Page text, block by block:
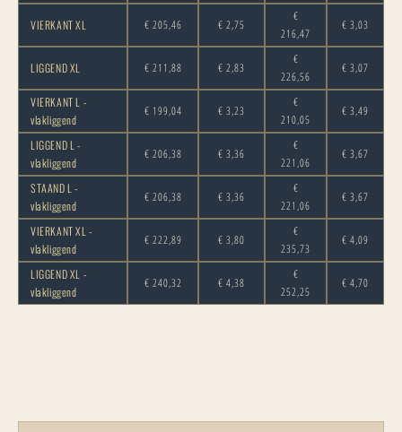
VIERKANT XL € 205,46 € 2,75
€
216,47
€ 3,03
LIGGEND XL € 211,88 € 2,83
€
226,56
€ 3,07
VIERKANT L -
vlakliggend
€ 199,04 € 3,23
€
210,05
€ 3,49
LIGGEND L -
vlakliggend
€ 206,38 € 3,36
€
221,06
€ 3,67
STAAND L -
vlakliggend
€ 206,38 € 3,36
€
221,06
€ 3,67
VIERKANT XL -
vlakliggend
€ 222,89 € 3,80
€
235,73
€ 4,09
LIGGEND XL -
vlakliggend
€ 240,32 € 4,38
€
252,25
€ 4,70